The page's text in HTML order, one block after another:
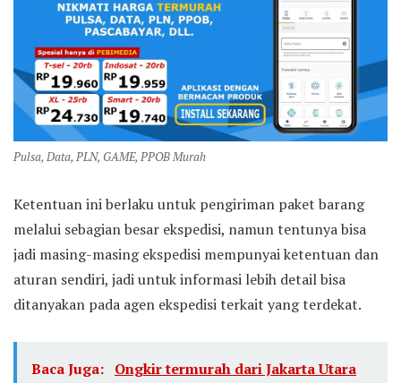
Pulsa, Data, PLN, GAME, PPOB Murah
Ketentuan ini berlaku untuk pengiriman paket barang
melalui sebagian besar ekspedisi, namun tentunya bisa
jadi masing-masing ekspedisi mempunyai ketentuan dan
aturan sendiri, jadi untuk informasi lebih detail bisa
ditanyakan pada agen ekspedisi terkait yang terdekat.
Baca Juga: Ongkir termurah dari Jakarta Utara